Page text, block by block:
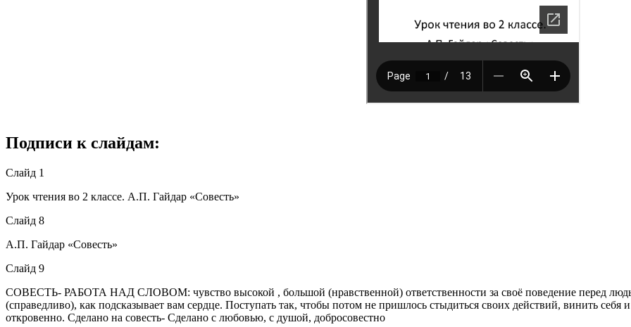
Подписи к слайдам:
Слайд 1
Урок чтения во 2 классе. А.П. Гайдар «Совесть»
Слайд 8
А.П. Гайдар «Совесть»
Слайд 9
СОВЕСТЬ- РАБОТА НАД СЛОВОМ: чувство высокой , большой (нравственной) ответственности за своё поведение перед
(справедливо), как подсказывает вам сердце. Поступать так, чтобы потом не пришлось стыдиться своих действий, винить себя
откровенно. Сделано на совесть- Сделано с любовью, с душой, добросовестно